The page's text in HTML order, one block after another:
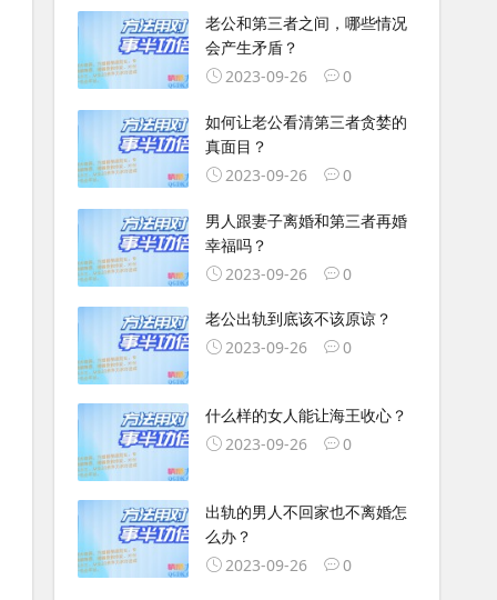
老公和第三者之间，哪些情况
会产生矛盾？
2023-09-26
0
如何让老公看清第三者贪婪的
真面目？
2023-09-26
0
男人跟妻子离婚和第三者再婚
幸福吗？
2023-09-26
0
老公出轨到底该不该原谅？
2023-09-26
0
什么样的女人能让海王收心？
2023-09-26
0
出轨的男人不回家也不离婚怎
么办？
2023-09-26
0